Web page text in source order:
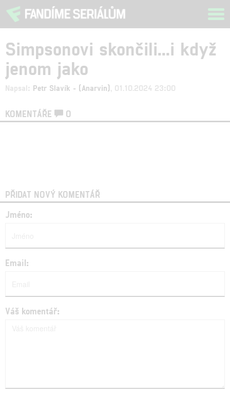
Simpsonovi skončili...i když
jenom jako
Napsal: Petr Slavík - (Anarvin) , 01.10.2024 23:00
KOMENTÁŘE 0
PŘIDAT NOVÝ KOMENTÁŘ
Jméno:
Email:
Váš komentář: